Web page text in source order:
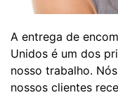
A entrega de
Unidos é um dos
nosso trabalho.
nossos clientes